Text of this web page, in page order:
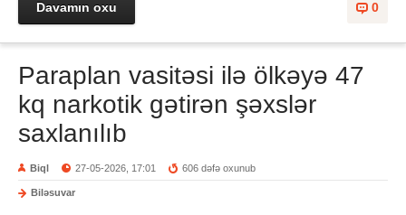
0
Davamın oxu
Paraplan vasitəsi ilə ölkəyə 47
kq narkotik gətirən şəxslər
saxlanılıb
Biql 27-05-2026, 17:01 606 dəfə oxunub
Biləsuvar